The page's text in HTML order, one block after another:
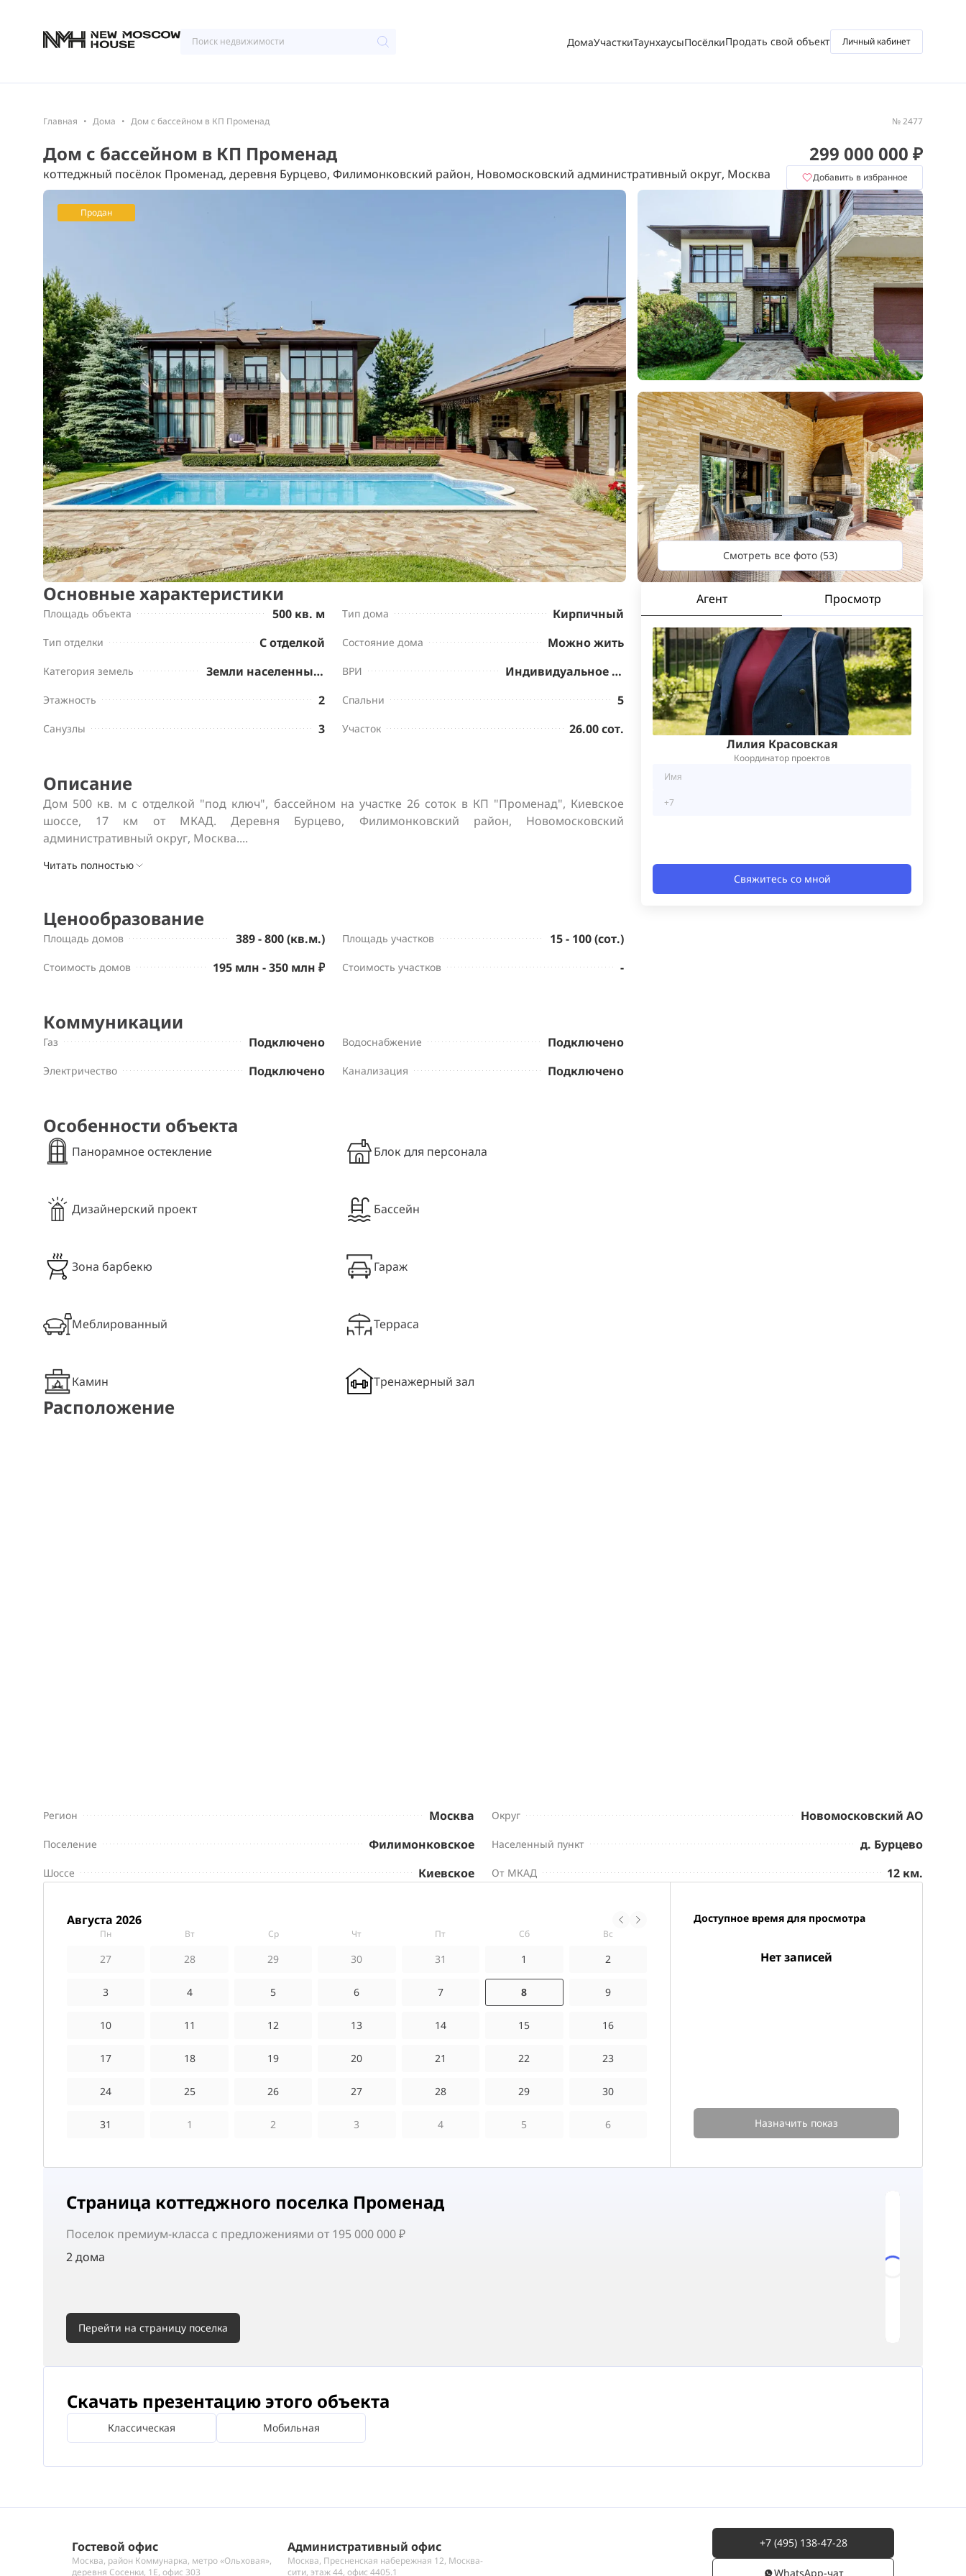
ДомаУчасткиТаунхаусыПосёлкиПродать свой объект Личный кабинет
Главная Дома Дом с бассейном в КП Променад № 2477
Дом с бассейном в КП Променад
коттеджный посёлок Променад, деревня Бурцево, Филимонковский район, Новомосковский административный округ, Москва
299 000 000 ₽
Добавить в избранное
Продан
Смотреть все фото (53)
Основные характеристики
Площадь объекта 500 кв. м Тип дома Кирпичный
Тип отделки С отделкой Состояние дома Можно жить
Категория земель Земли населенных пунктов ВРИ Индивидуальное жилищное строительство
Этажность 2 Спальни 5
Санузлы 3 Участок 26.00 сот.
Описание
Дом 500 кв. м с отделкой "под ключ", бассейном на участке 26 соток в КП "Променад", Киевское
шоссе, 17 км от МКАД. Деревня Бурцево, Филимонковский район, Новомосковский
административный округ, Москва....
Читать полностью
Ценообразование
Площадь домов 389 - 800 (кв.м.) Площадь участков 15 - 100 (сот.)
Стоимость домов 195 млн - 350 млн ₽ Стоимость участков -
Коммуникации
Газ Подключено Водоснабжение Подключено
Электричество Подключено Канализация Подключено
Особенности объекта
Панорамное остекление Блок для персонала
Дизайнерский проект Бассейн
Зона барбекю Гараж
Меблированный Терраса
Камин Тренажерный зал
Агент Просмотр
Лилия Красовская
Координатор проектов
Свяжитесь со мной
Расположение
Регион Москва Округ Новомосковский АО
Поселение Филимонковское Населенный пункт д. Бурцево
Шоссе Киевское От МКАД 12 км.
августа 2026
пн вт ср чт пт сб вс
27 28 29 30 31 1 2
3 4 5 6 7 8 9
10 11 12 13 14 15 16
17 18 19 20 21 22 23
24 25 26 27 28 29 30
31 1 2 3 4 5 6
Доступное время для просмотра
Нет записей
Назначить показ
Страница коттеджного поселка Променад
Поселок премиум-класса с предложениями от 195 000 000 ₽
2 дома
Перейти на страницу поселка
Скачать презентацию этого объекта
Классическая Мобильная
Гостевой офис
Москва, район Коммунарка, метро «Ольховая»,
деревня Сосенки, 1Е, офис 303
Административный офис
Москва, Пресненская набережная 12, Москва-
сити, этаж 44, офис 4405.1
+7 (495) 138-47-28
WhatsАpp-чат